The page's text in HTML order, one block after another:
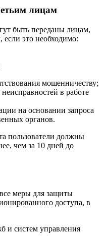
лицам
быть переданы лицам,
это необходимо:
мошенничеству;
в работе
на основании запроса
органов.
пользователи должны
чем за 10 дней до
меры для защиты
доступа, в
и систем управления